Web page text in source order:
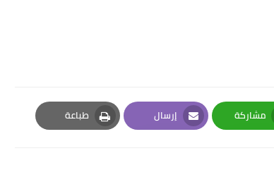
مشاركة
Whatsapp
إرسال
Email
طباعة
Print